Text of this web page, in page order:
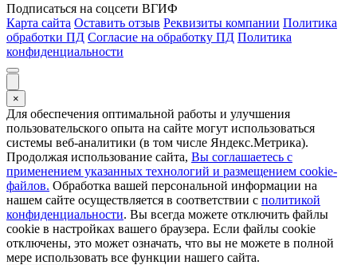
Подписаться на соцсети ВГИФ
Карта сайта Оставить отзыв Реквизиты компании Политика
обработки ПД Согласие на обработку ПД Политика
конфиденциальности
×
Для обеспечения оптимальной работы и улучшения
пользовательского опыта на сайте могут использоваться
системы веб-аналитики (в том числе Яндекс.Метрика).
Продолжая использование сайта, Вы соглашаетесь с
применением указанных технологий и размещением cookie-
файлов. Обработка вашей персональной информации на
нашем сайте осуществляется в соответствии с политикой
конфиденциальности. Вы всегда можете отключить файлы
cookie в настройках вашего браузера. Если файлы cookie
отключены, это может означать, что вы не можете в полной
мере использовать все функции нашего сайта.